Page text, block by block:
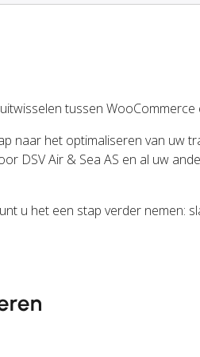
tussen WooCommerce
naar het optimaliseren van uw
DSV Air & Sea AS en al uw
u het een stap verder nemen: